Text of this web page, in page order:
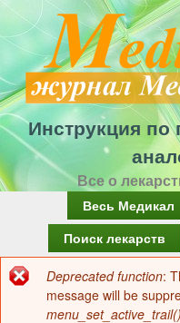
Перейти
к
Инструкция
Все о
а
в
Весь Медикал
Поиск лекарств
Сообщение
об
Deprecated function:
message will be
menu_set_active_trail()